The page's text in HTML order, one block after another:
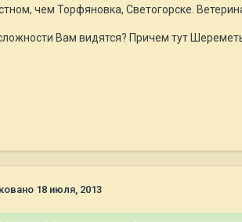
чем Торфяновка, Светогорске.
Вам видятся? Причем тут
18 июля, 2013